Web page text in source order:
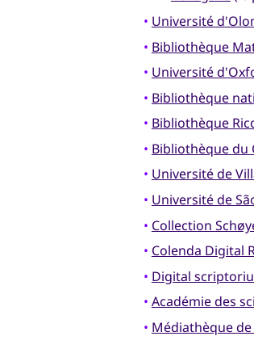
• Université
• Bibliothèque
• Université
• Bibliothèque
• Bibliothèque
• Bibliothèque du
• Université de
• Université de
• Collection
• Colenda Digital
• Digital
• Académie des
• Médiathèque